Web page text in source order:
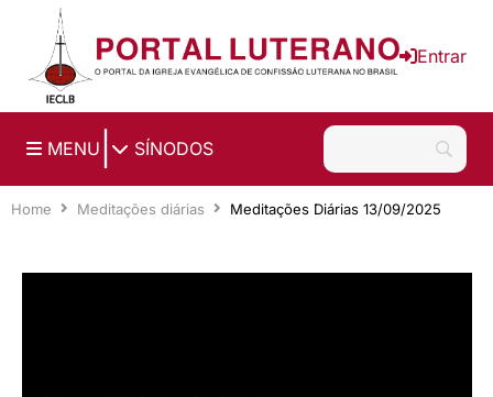
Ir para o conteúdo principal
Entrar
MENU SÍNODOS
Home Meditações diárias Meditações Diárias 13/09/2025